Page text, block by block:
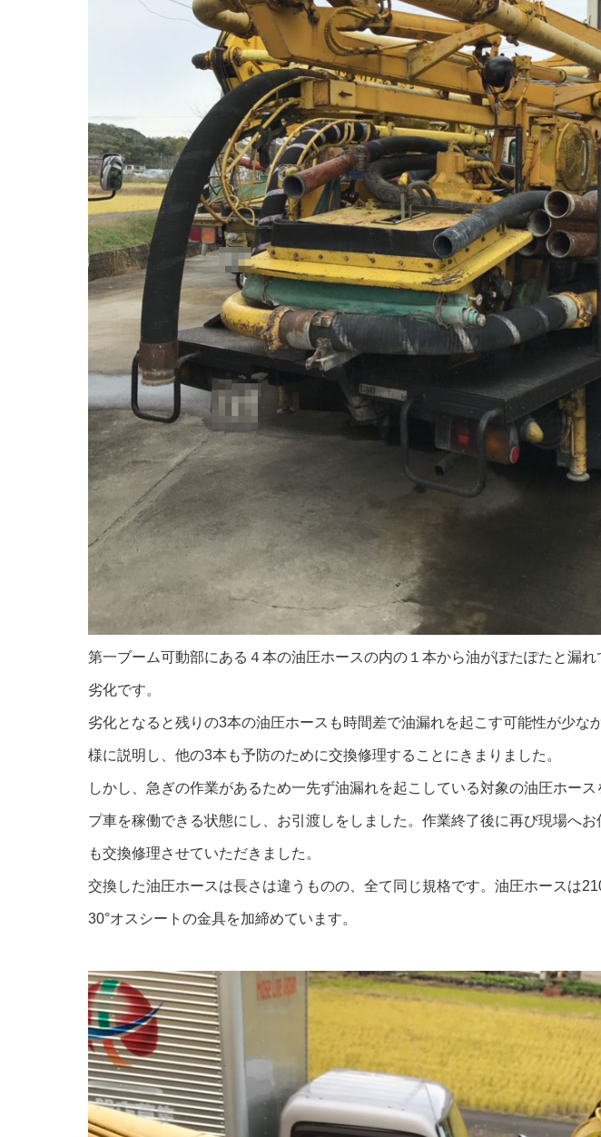
第一ブーム可動部にある４本の油圧ホースの内の１本から油がぽたぽたと漏
劣化です。
劣化となると残りの3本の油圧ホースも時間差で油漏れを起こす可能性が少な
様に説明し、他の3本も予防のために交換修理することにきまりました。
しかし、急ぎの作業があるため一先ず油漏れを起こしている対象の油圧ホー
プ車を稼働できる状態にし、お引渡しをしました。作業終了後に再び現場へ
も交換修理させていただきました。
交換した油圧ホースは長さは違うものの、全て同じ規格です。油圧ホースは
30°オスシートの金具を加締めています。